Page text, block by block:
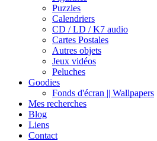
Puzzles
Calendriers
CD / LD / K7 audio
Cartes Postales
Autres objets
Jeux vidéos
Peluches
Goodies
Fonds d'écran || Wallpapers
Mes recherches
Blog
Liens
Contact